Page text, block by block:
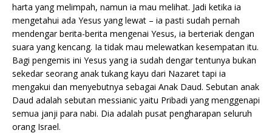
harta yang melimpah, namun ia mau melihat. Jadi ketika ia
mengetahui ada Yesus yang lewat – ia pasti sudah pernah
mendengar berita-berita mengenai Yesus, ia berteriak dengan
suara yang kencang. Ia tidak mau melewatkan kesempatan itu.
Bagi pengemis ini Yesus yang ia sudah dengar tentunya bukan
sekedar seorang anak tukang kayu dari Nazaret tapi ia
mengakui dan menyebutnya sebagai Anak Daud. Sebutan anak
Daud adalah sebutan messianic yaitu Pribadi yang menggenapi
semua janji para nabi. Dia adalah pusat pengharapan seluruh
orang Israel.